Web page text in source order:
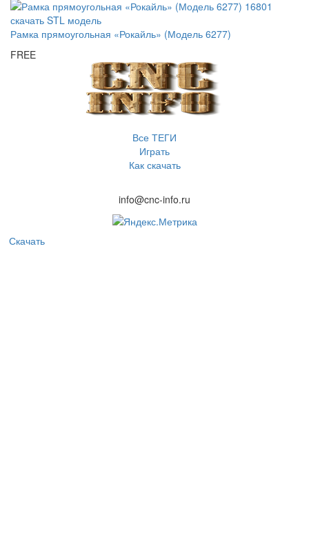
Рамка прямоугольная «Рокайль» (Модель 6277)
FREE
Все ТЕГИ
Играть
Как скачать
info@cnc-info.ru
Скачать